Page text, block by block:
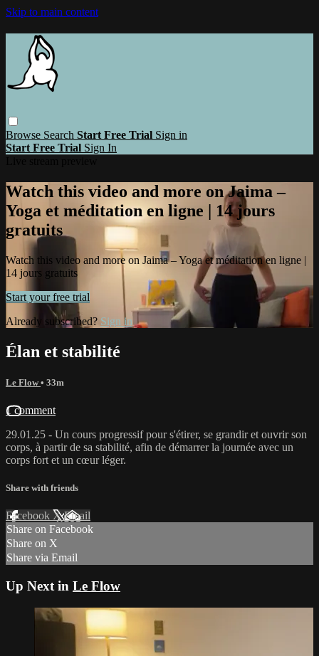
Skip to main content
Browse Search Start Free Trial Sign in
Start Free Trial Sign In
Watch this video and more on Jaima –
Yoga et méditation en ligne | 14 jours
gratuits
Watch this video and more on Jaima – Yoga et méditation en ligne |
14 jours gratuits
Start your free trial
Already subscribed? Sign in
Élan et stabilité
Le Flow• 33m
1 comment
29.01.25 - Un cours progressif pour s'étirer, se grandir et ouvrir son
corps, à partir de sa stabilité, afin de démarrer la journée avec un
corps fort et un cœur léger.
Share with friends
Facebook XEmail
Share on Facebook
Share on X
Share via Email
Up Next in Le Flow